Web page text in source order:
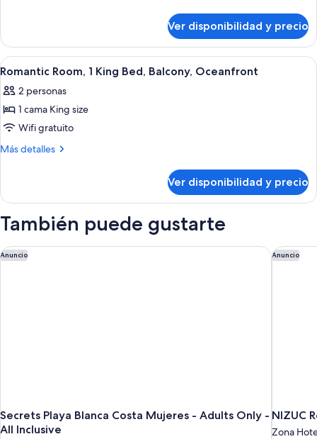
Double
Beds,
Balcony,
Ocean
View
Room,
Double
Balcony,
Ocean
Ver disponibilidad y precio
Ver
todas
las
fotos
de
Romantic
King
Balcony,
Oceanfront
Habitación de hotel con cama, sofá,
5
Romantic Room, 1 King Bed, Balcony, Oceanfront
2 personas
1 cama King size
Wifi gratuito
Más detalles
Más
Room,
King
Balcony,
Oceanfront
Ver disponibilidad y precio
También puede gustarte
Anuncio
Secrets Playa Blanca Costa Mujeres - Adults Only -
All Inclusive
Secrets Playa Blanca Costa Mujeres - Adults Only - AllAnuncio
NIZUC
Zona
NIZUC